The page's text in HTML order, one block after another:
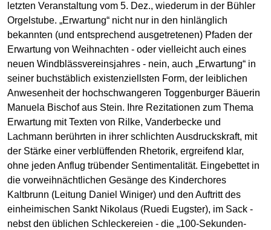
letzten Veranstaltung vom 5. Dez., wiederum in der Bühler
Orgelstube. „Erwartung“ nicht nur in den hinlänglich
bekannten (und entsprechend ausgetretenen) Pfaden der
Erwartung von Weihnachten - oder vielleicht auch eines
neuen Windblässvereinsjahres - nein, auch „Erwartung“ in
seiner buchstäblich existenziellsten Form, der leiblichen
Anwesenheit der hochschwangeren Toggenburger Bäuerin
Manuela Bischof aus Stein. Ihre Rezitationen zum Thema
Erwartung mit Texten von Rilke, Vanderbecke und
Lachmann berührten in ihrer schlichten Ausdruckskraft, mit
der Stärke einer verblüffenden Rhetorik, ergreifend klar,
ohne jeden Anflug trübender Sentimentalität. Eingebettet in
die vorweihnächtlichen Gesänge des Kinderchores
Kaltbrunn (Leitung Daniel Winiger) und den Auftritt des
einheimischen Sankt Nikolaus (Ruedi Eugster), im Sack -
nebst den üblichen Schleckereien - die „100-Sekunden-